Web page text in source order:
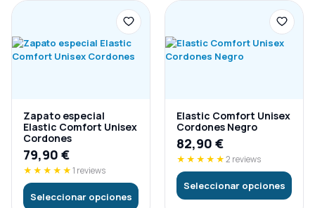
Zapato especial
Elastic Comfort Unisex
Cordones
79,90 €
★★★★★1 reviews
Seleccionar opciones
Elastic Comfort Unisex
Cordones Negro
82,90 €
★★★★★2 reviews
Seleccionar opciones